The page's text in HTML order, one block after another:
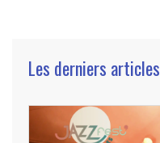
Les derniers articles